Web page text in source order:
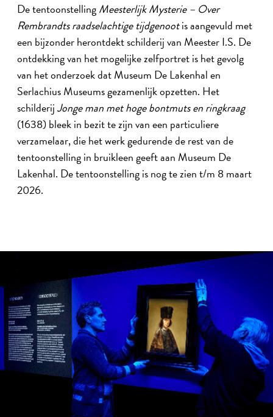
De tentoonstellingMeesterlijk Mysterie – Over
Rembrandts raadselachtige tijdgenootis aangevuld met
een bijzonder herontdekt schilderij van Meester I.S. De
ontdekking van het mogelijke zelfportret is het gevolg
van het onderzoek dat Museum De Lakenhal en
Serlachius Museums gezamenlijk opzetten. Het
schilderijJonge man met hoge bontmuts en ringkraag
(1638) bleek in bezit te zijn van een particuliere
verzamelaar, die het werk gedurende de rest van de
tentoonstelling in bruikleen geeft aan Museum De
Lakenhal. De tentoonstelling is nog te zien t/m 8 maart
2026.